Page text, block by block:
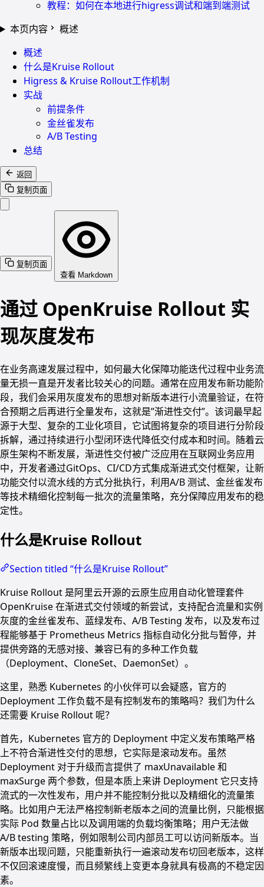
教程：如何在本地进行higress调试和端到端测试
本页内容
概述
概述
什么是Kruise Rollout
Higress & Kruise Rollout工作机制
实战
前提条件
金丝雀发布
A/B Testing
总结
返回
复制页面
复制页面
查看 Markdown
通过 OpenKruise Rollout 实
现灰度发布
在业务高速发展过程中，如何最大化保障功能迭代过程中业务流
量无损一直是开发者比较关心的问题。通常在应用发布新功能阶
段，我们会采用灰度发布的思想对新版本进行小流量验证，在符
合预期之后再进行全量发布，这就是”渐进性交付”。该词最早起
源于大型、复杂的工业化项目，它试图将复杂的项目进行分阶段
拆解，通过持续进行小型闭环迭代降低交付成本和时间。随着云
原生架构不断发展，渐进性交付被广泛应用在互联网业务应用
中，开发者通过GitOps、CI/CD方式集成渐进式交付框架，让新
功能交付以流水线的方式分批执行，利用A/B 测试、金丝雀发布
等技术精细化控制每一批次的流量策略，充分保障应用发布的稳
定性。
什么是Kruise Rollout
Section titled “什么是Kruise Rollout”
Kruise Rollout 是阿里云开源的云原生应用自动化管理套件
OpenKruise 在渐进式交付领域的新尝试，支持配合流量和实例
灰度的金丝雀发布、蓝绿发布、A/B Testing 发布，以及发布过
程能够基于 Prometheus Metrics 指标自动化分批与暂停，并
提供旁路的无感对接、兼容已有的多种工作负载
（Deployment、CloneSet、DaemonSet）。
这里，熟悉 Kubernetes 的小伙伴可以会疑惑，官方的
Deployment 工作负载不是有控制发布的策略吗？我们为什么
还需要 Kruise Rollout 呢？
首先，Kubernetes 官方的 Deployment 中定义发布策略严格
上不符合渐进性交付的思想，它实际是滚动发布。虽然
Deployment 对于升级而言提供了 maxUnavailable 和
maxSurge 两个参数，但是本质上来讲 Deployment 它只支持
流式的一次性发布，用户并不能控制分批以及精细化的流量策
略。比如用户无法严格控制新老版本之间的流量比例，只能根据
实际 Pod 数量占比以及调用端的负载均衡策略；用户无法做
A/B testing 策略，例如限制公司内部员工可以访问新版本。当
新版本出现问题，只能重新执行一遍滚动发布切回老版本，这样
不仅回滚速度慢，而且频繁线上变更本身就具有极高的不稳定因
素。